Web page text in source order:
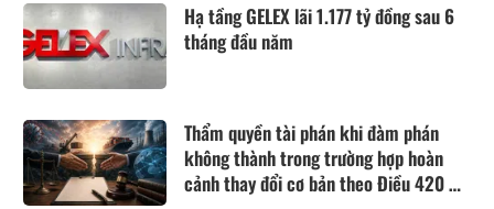
Hạ tầng GELEX lãi 1.177 tỷ đồng sau 6
tháng đầu năm
Thẩm quyền tài phán khi đàm phán
không thành trong trường hợp hoàn
cảnh thay đổi cơ bản theo Điều 420 Bộ